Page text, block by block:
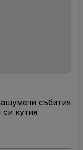
събития
кутия